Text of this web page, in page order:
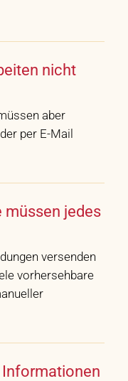
nicht
aber
per E-Mail
müssen jedes
versenden
vorhersehbare